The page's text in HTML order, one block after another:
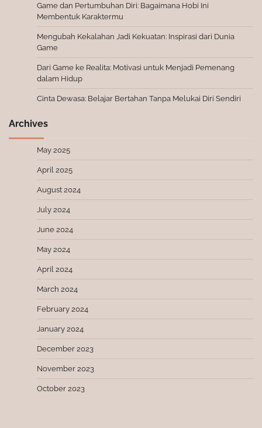
Game dan Pertumbuhan Diri: Bagaimana Hobi Ini
Membentuk Karaktermu
Mengubah Kekalahan Jadi Kekuatan: Inspirasi dari Dunia
Game
Dari Game ke Realita: Motivasi untuk Menjadi Pemenang
dalam Hidup
Cinta Dewasa: Belajar Bertahan Tanpa Melukai Diri Sendiri
Archives
May 2025
April 2025
August 2024
July 2024
June 2024
May 2024
April 2024
March 2024
February 2024
January 2024
December 2023
November 2023
October 2023